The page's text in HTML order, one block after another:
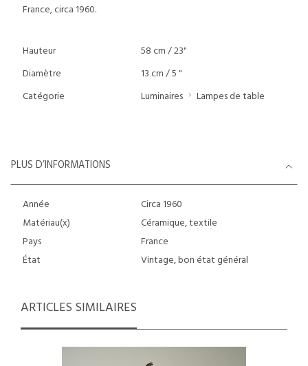
France, circa 1960.
Hauteur
58 cm / 23"
Diamètre
13 cm / 5 "
Catégorie
Luminaires Lampes de table
PLUS D’INFORMATIONS
Année
Circa 1960
Matériau(x)
Céramique, textile
Pays
France
État
Vintage, bon état général
ARTICLES SIMILAIRES